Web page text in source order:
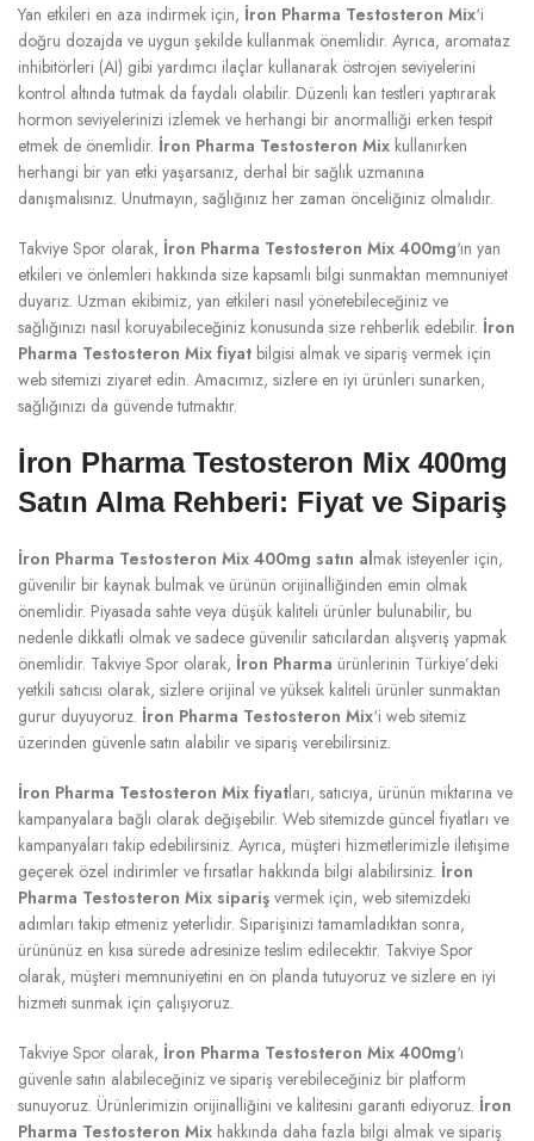
Yan etkileri en aza indirmek için, İron Pharma Testosteron Mix‘i
doğru dozajda ve uygun şekilde kullanmak önemlidir. Ayrıca, aromataz
inhibitörleri (AI) gibi yardımcı ilaçlar kullanarak östrojen seviyelerini
kontrol altında tutmak da faydalı olabilir. Düzenli kan testleri yaptırarak
hormon seviyelerinizi izlemek ve herhangi bir anormalliği erken tespit
etmek de önemlidir. İron Pharma Testosteron Mix kullanırken
herhangi bir yan etki yaşarsanız, derhal bir sağlık uzmanına
danışmalısınız. Unutmayın, sağlığınız her zaman önceliğiniz olmalıdır.
Takviye Spor olarak, İron Pharma Testosteron Mix 400mg‘ın yan
etkileri ve önlemleri hakkında size kapsamlı bilgi sunmaktan memnuniyet
duyarız. Uzman ekibimiz, yan etkileri nasıl yönetebileceğiniz ve
sağlığınızı nasıl koruyabileceğiniz konusunda size rehberlik edebilir. İron
Pharma Testosteron Mix fiyat bilgisi almak ve sipariş vermek için
web sitemizi ziyaret edin. Amacımız, sizlere en iyi ürünleri sunarken,
sağlığınızı da güvende tutmaktır.
İron Pharma Testosteron Mix 400mg
Satın Alma Rehberi: Fiyat ve Sipariş
İron Pharma Testosteron Mix 400mg satın almak isteyenler için,
güvenilir bir kaynak bulmak ve ürünün orijinalliğinden emin olmak
önemlidir. Piyasada sahte veya düşük kaliteli ürünler bulunabilir, bu
nedenle dikkatli olmak ve sadece güvenilir satıcılardan alışveriş yapmak
önemlidir. Takviye Spor olarak, İron Pharma ürünlerinin Türkiye’deki
yetkili satıcısı olarak, sizlere orijinal ve yüksek kaliteli ürünler sunmaktan
gurur duyuyoruz. İron Pharma Testosteron Mix‘i web sitemiz
üzerinden güvenle satın alabilir ve sipariş verebilirsiniz.
İron Pharma Testosteron Mix fiyatları, satıcıya, ürünün miktarına ve
kampanyalara bağlı olarak değişebilir. Web sitemizde güncel fiyatları ve
kampanyaları takip edebilirsiniz. Ayrıca, müşteri hizmetlerimizle iletişime
geçerek özel indirimler ve fırsatlar hakkında bilgi alabilirsiniz. İron
Pharma Testosteron Mix sipariş vermek için, web sitemizdeki
adımları takip etmeniz yeterlidir. Siparişinizi tamamladıktan sonra,
ürününüz en kısa sürede adresinize teslim edilecektir. Takviye Spor
olarak, müşteri memnuniyetini en ön planda tutuyoruz ve sizlere en iyi
hizmeti sunmak için çalışıyoruz.
Takviye Spor olarak, İron Pharma Testosteron Mix 400mg‘ı
güvenle satın alabileceğiniz ve sipariş verebileceğiniz bir platform
sunuyoruz. Ürünlerimizin orijinalliğini ve kalitesini garanti ediyoruz. İron
Pharma Testosteron Mix hakkında daha fazla bilgi almak ve sipariş